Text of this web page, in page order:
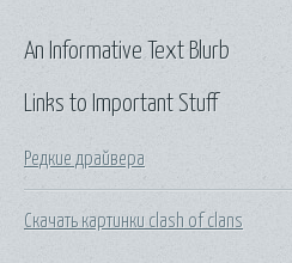
Links to Important Stuff
Редкие драйвера
Скачать картинки clash of clans
An Informative Text Blurb